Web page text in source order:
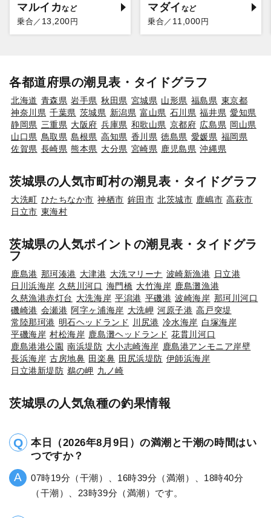
マルイカ
乗合／ 13,200円
マダイ
乗合／ 11,000円
各都道府県の潮見表・タイドグラフ
北海道 青森県 岩手県 秋田県 宮城県 山形県 福島県 東京都
神奈川県 千葉県 茨城県 新潟県 富山県 石川県 福井県 愛知県
静岡県 三重県 大阪府 兵庫県 和歌山県 京都府 広島県 岡山県
山口県 鳥取県 島根県 高知県 香川県 徳島県 愛媛県 福岡県
佐賀県 長崎県 熊本県 大分県 宮崎県 鹿児島県 沖縄県
茨城県の人気市町村の潮見表・タイドグラフ
大洗町 ひたちなか市 神栖市 鉾田市 北茨城市 鹿嶋市 高萩市
日立市 東海村
茨城県の人気ポイントの潮見表・タイドグラ
フ
鹿島港 那珂湊港 大津港 大洗マリーナ 波崎新漁港 日立港
日川浜海岸 久慈川河口 海門橋 大竹海岸 鹿島灘漁港
久慈漁港赤灯台 大洗海岸 平潟港 平磯港 波崎海岸 那珂川河口
磯崎港 会瀬港 阿字ヶ浦海岸 大洗岬 河原子港 高戸突堤
常陸那珂港 明石ヘッドランド 川尻港 冷水海岸 白塚海岸
平磯海岸 村松海岸 鹿島灘ヘッドランド 花貫川河口
鹿島港港公園 南浜堤防 大小志崎海岸 鹿島港アンモニア岸壁
長浜海岸 古房地鼻 田楽鼻 田尻浜堤防 伊師浜海岸
日立港新堤防 鵜の岬 九ノ崎
茨城県の人気魚種の釣果情報
本日（2026年8月9日）の満潮と干潮の時間はい
つですか？
07時19分（干潮）、16時39分（満潮）、18時40分
（干潮）、23時39分（満潮）です。